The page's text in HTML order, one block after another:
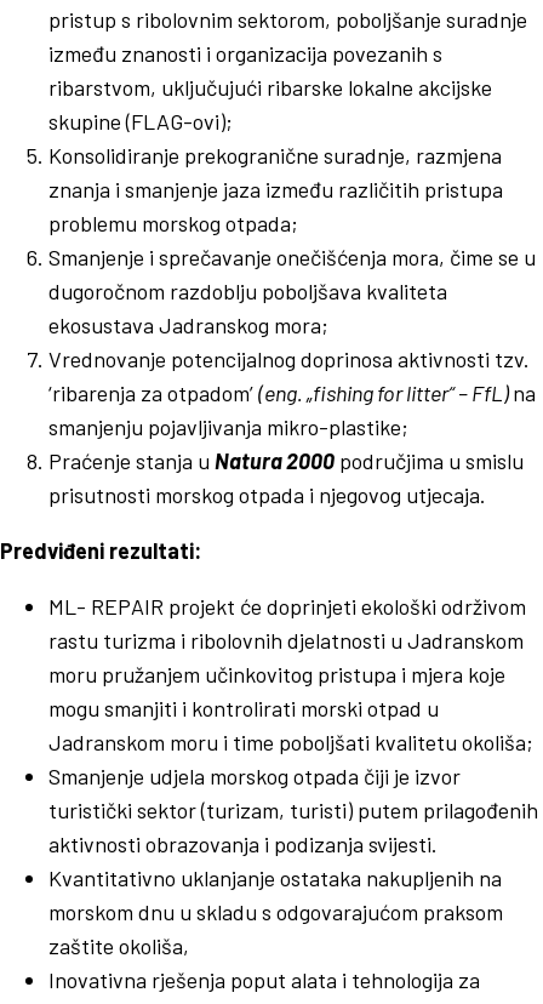
pristup s ribolovnim sektorom, poboljšanje suradnje
između znanosti i organizacija povezanih s
ribarstvom, uključujući ribarske lokalne akcijske
skupine (FLAG-ovi);
Konsolidiranje prekogranične suradnje, razmjena
znanja i smanjenje jaza između različitih pristupa
problemu morskog otpada;
Smanjenje i sprečavanje onečišćenja mora, čime se u
dugoročnom razdoblju poboljšava kvaliteta
ekosustava Jadranskog mora;
Vrednovanje potencijalnog doprinosa aktivnosti tzv.
‘ribarenja za otpadom’(eng. „fishing for litter“ – FfL)na
smanjenju pojavljivanja mikro-plastike;
Praćenje stanja u Natura 2000 područjima u smislu
prisutnosti morskog otpada i njegovog utjecaja.
Predviđeni rezultati:
ML- REPAIR projekt će doprinjeti ekološki održivom
rastu turizma i ribolovnih djelatnosti u Jadranskom
moru pružanjem učinkovitog pristupa i mjera koje
mogu smanjiti i kontrolirati morski otpad u
Jadranskom moru i time poboljšati kvalitetu okoliša;
Smanjenje udjela morskog otpada čiji je izvor
turistički sektor (turizam, turisti) putem prilagođenih
aktivnosti obrazovanja i podizanja svijesti.
Kvantitativno uklanjanje ostataka nakupljenih na
morskom dnu u skladu s odgovarajućom praksom
zaštite okoliša,
Inovativna rješenja poput alata i tehnologija za